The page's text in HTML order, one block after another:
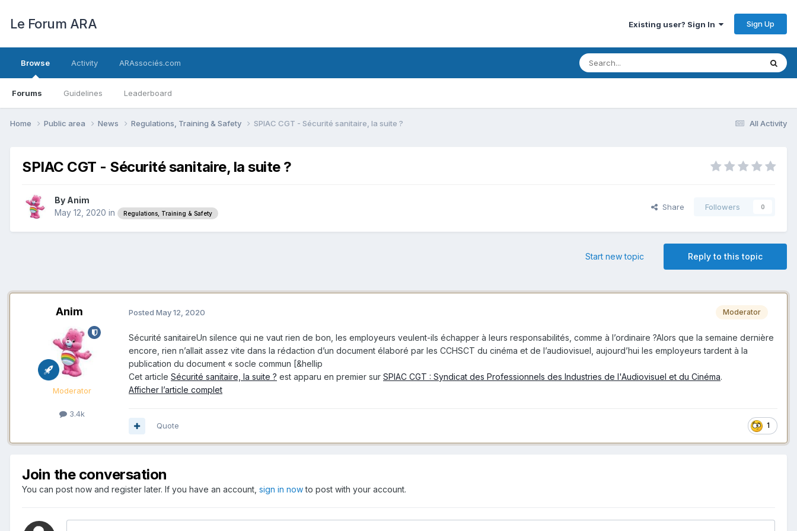
Le Forum ARA Existing user? Sign In Sign Up
Browse
Forums Guidelines Leaderboard
Activity ARAssociés.com
All Activity
Home Public area News Regulations, Training & Safety SPIAC CGT - Sécurité sanitaire, la suite ?
SPIAC CGT - Sécurité sanitaire, la suite ?
By Anim
May 12, 2020 in Regulations, Training & Safety
Share Followers 0
Reply to this topic
Start new topic
Anim
Moderator
3.4k
Moderator
Posted May 12, 2020
Sécurité sanitaireUn silence qui ne vaut rien de bon, les employeurs veulent-ils échapper à leurs responsabilités, comme à l’ordinaire ?Alors que la semaine dernière
encore, rien n’allait assez vite dans la rédaction d’un document élaboré par les CCHSCT du cinéma et de l’audiovisuel, aujourd’hui les employeurs tardent à la
publication du document « socle commun [&hellip
Cet article Sécurité sanitaire, la suite ? est apparu en premier sur SPIAC CGT : Syndicat des Professionnels des Industries de l'Audiovisuel et du Cinéma.
Afficher l’article complet
1
Quote
Join the conversation
You can post now and register later. If you have an account, sign in nowto post with your account.